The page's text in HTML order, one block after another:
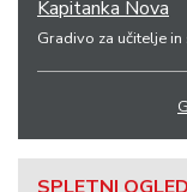
Kapitanka Nova
Gradivo za učitelje in